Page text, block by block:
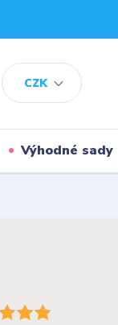
CZK
Výhodné sady